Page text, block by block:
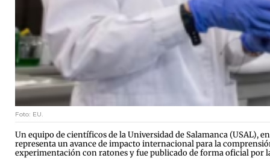
Foto: EU.
Un equipo de científicos de la Universidad de Salamanca (USAL),
representa un avance de impacto internacional para la
experimentación con ratones y fue publicado de forma oficial por